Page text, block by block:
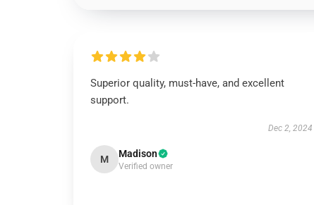
Superior quality, must-have, and excellent
support.
Dec 2, 2024
M Madison
Verified owner